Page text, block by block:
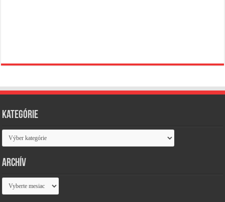
Kategórie
Kategórie
Archív
Archív